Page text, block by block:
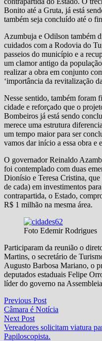
Bonito até a Gruta, já está
também seja concluído até o
Azumbuja e Odilson também
cuidados com a Rodovia do
passeios do município e a
um clamor antigo da
realizar a obra em conjunto
‘importância da revitalização
Nesse sentido, também foram
cidade e reforçado que o
Bombeiros já está sendo
merece uma estrutura
um tempo maior para ser
vamos dar início a essa obra e
O governador Reinaldo
foi contemplado com duas
Dionísio e Teresa Cristina,
de cada) em investimentos
contrapartida, o Estado,
R$ 1 milhão na mesma área.
Foto Edemir Rodrigues
Participaram da reunião o
Martins, o secretário de
Augusto Barbosa Mariano, o
deputados estaduais Felipe
líder do governo na
Navegação
de
Post
Previous PostPrevious
post:
Câmara é Notícia
Next PostNext
post:
Vereadores solicitam viatura
Papiloscopista.